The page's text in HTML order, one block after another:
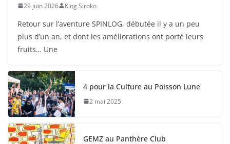
29 juin 2026 King Siroko
Retour sur l’aventure SPINLOG, débutée il y a un peu
plus d’un an, et dont les améliorations ont porté leurs
fruits… Une
4 pour la Culture au Poisson Lune
2 mai 2025
GEMZ au Panthère Club